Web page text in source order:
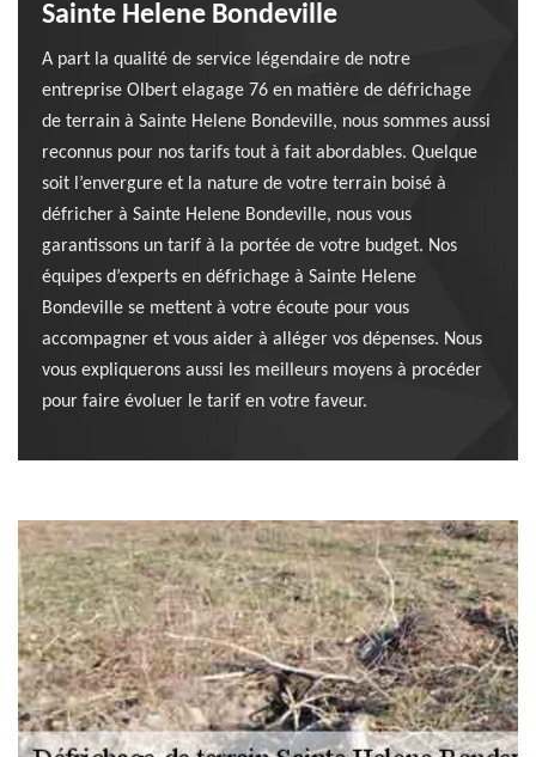
Sainte Helene Bondeville
A part la qualité de service légendaire de notre
entreprise Olbert elagage 76 en matière de défrichage
de terrain à Sainte Helene Bondeville, nous sommes aussi
reconnus pour nos tarifs tout à fait abordables. Quelque
soit l’envergure et la nature de votre terrain boisé à
défricher à Sainte Helene Bondeville, nous vous
garantissons un tarif à la portée de votre budget. Nos
équipes d’experts en défrichage à Sainte Helene
Bondeville se mettent à votre écoute pour vous
accompagner et vous aider à alléger vos dépenses. Nous
vous expliquerons aussi les meilleurs moyens à procéder
pour faire évoluer le tarif en votre faveur.